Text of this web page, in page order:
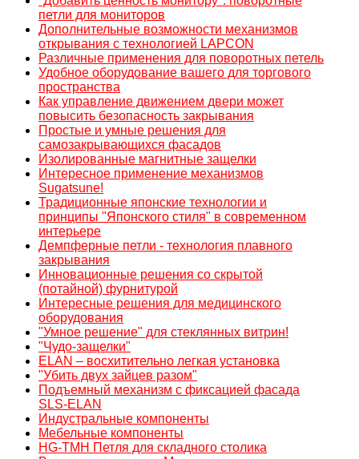
петли для мониторов
Дополнительные возможности механизмов
открывания с технологией LAPCON
Различные применения для поворотных петель
Удобное оборудование вашего для торгового
пространства
Как управление движением двери может
повысить безопасность закрывания
Простые и умные решения для
самозакрывающихся фасадов
Изолированные магнитные защелки
Интересное применение механизмов
Sugatsune!
Традиционные японские технологии и
принципы "Японского стиля" в современном
интерьере
Демпферные петли - технология плавного
закрывания
Инновационные решения со скрытой
(потайной) фурнитурой
Интересные решения для медицинского
оборудования
"Умное решение" для стеклянных витрин!
"Чудо-защелки"
ELAN – восхитительно легкая установка
"Убить двух зайцев разом"
Подъемный механизм с фиксацией фасада
SLS-ELAN
Индустральные компоненты
Мебельные компоненты
HG-TMH Петля для складного столика